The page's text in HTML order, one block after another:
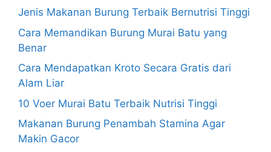
Jenis Makanan Burung Terbaik Bernutrisi Tinggi
Cara Memandikan Burung Murai Batu yang
Benar
Cara Mendapatkan Kroto Secara Gratis dari
Alam Liar
10 Voer Murai Batu Terbaik Nutrisi Tinggi
Makanan Burung Penambah Stamina Agar
Makin Gacor